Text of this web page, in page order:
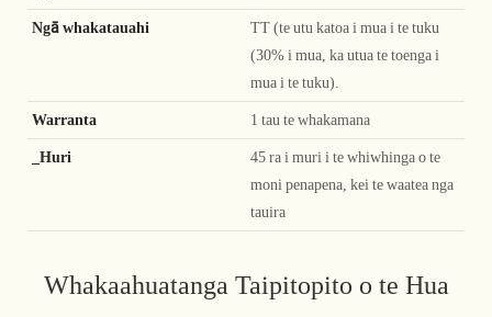
Ngā whakatauahi
TT (te utu katoa i mua i te tuku
(30% i mua, ka utua te toenga i
mua i te tuku).
Warranta 1 tau te whakamana
_Huri
45 ra i muri i te whiwhinga o te
moni penapena, kei te waatea nga
tauira
Whakaahuatanga Taipitopito o te Hua